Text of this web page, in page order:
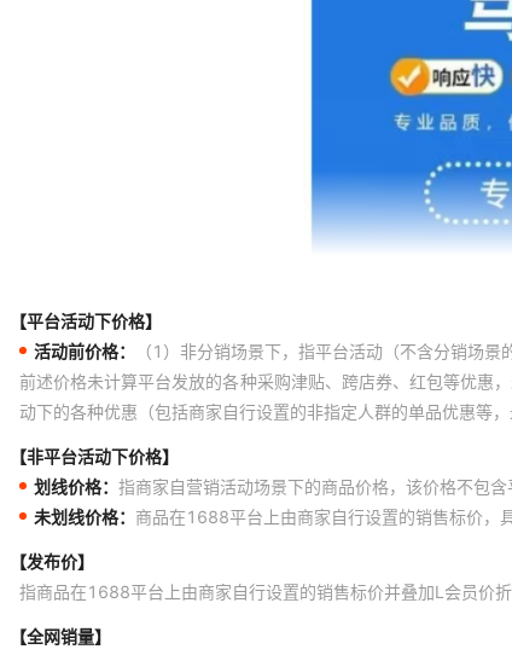
【平台活动下价格】
活动前价格：
（1）非分销场景下，指平台活动（不含分销场
前述价格未计算平台发放的各种采购津贴、跨店券、红包等优惠
动下的各种优惠（包括商家自行设置的非指定人群的单品优惠等
【非平台活动下价格】
划线价格： 指商家自营销活动场景下的商品价格，该价格不包
未划线价格： 商品在1688平台上由商家自行设置的销售标价，
【发布价】
指商品在1688平台上由商家自行设置的销售标价并叠加L会员价
【全网销量】